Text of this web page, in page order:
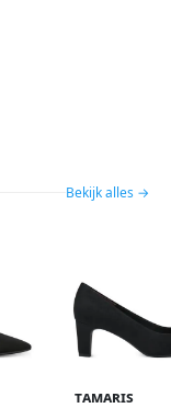
Bekijk alles →
Tamaris